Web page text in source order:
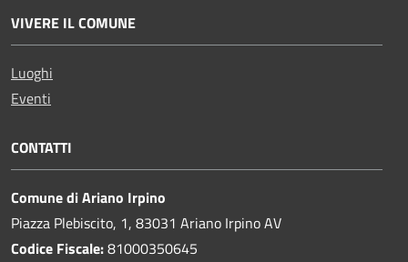
VIVERE IL COMUNE
Luoghi
Eventi
CONTATTI
Comune di Ariano Irpino
Piazza Plebiscito, 1, 83031 Ariano Irpino AV
Codice Fiscale:81000350645